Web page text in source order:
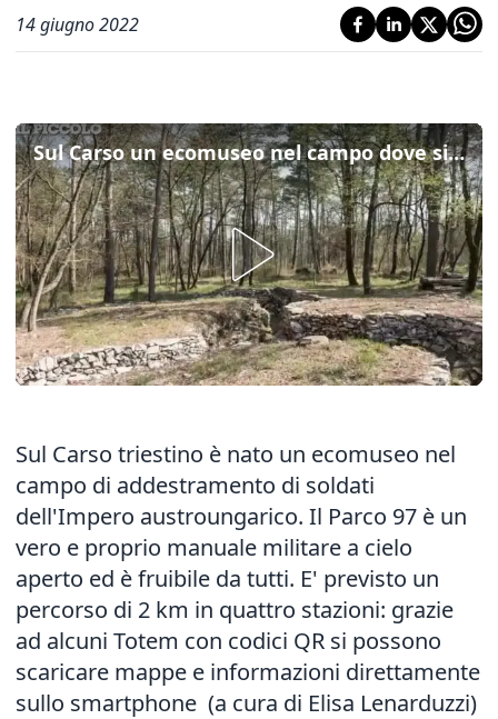
14 giugno 2022
Sul Carso un ecomuseo nel campo dove si "creavano" i soldati
Sul Carso triestino è nato un ecomuseo nel
campo di addestramento di soldati
dell'Impero austroungarico. Il Parco 97 è un
vero e proprio manuale militare a cielo
aperto ed è fruibile da tutti. E' previsto un
percorso di 2 km in quattro stazioni: grazie
ad alcuni Totem con codici QR si possono
scaricare mappe e informazioni direttamente
sullo smartphone (a cura di Elisa Lenarduzzi)